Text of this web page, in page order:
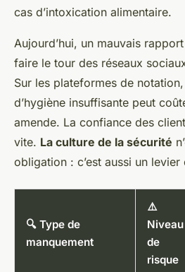
cas d’intoxication alimentaire.
Aujourd’hui, un mauvais
faire le tour des réseaux
Sur les plateformes de
d’hygiène insuffisante peut
amende. La confiance des
vite. La culture de la sécurité
obligation : c’est aussi un
🔍 Type de
manquement
⚠️
Niveau
de
risque